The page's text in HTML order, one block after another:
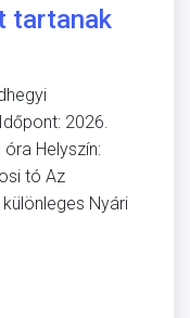
tartanak
Időpont: 2026.
Helyszín:
tó Az
Nyári